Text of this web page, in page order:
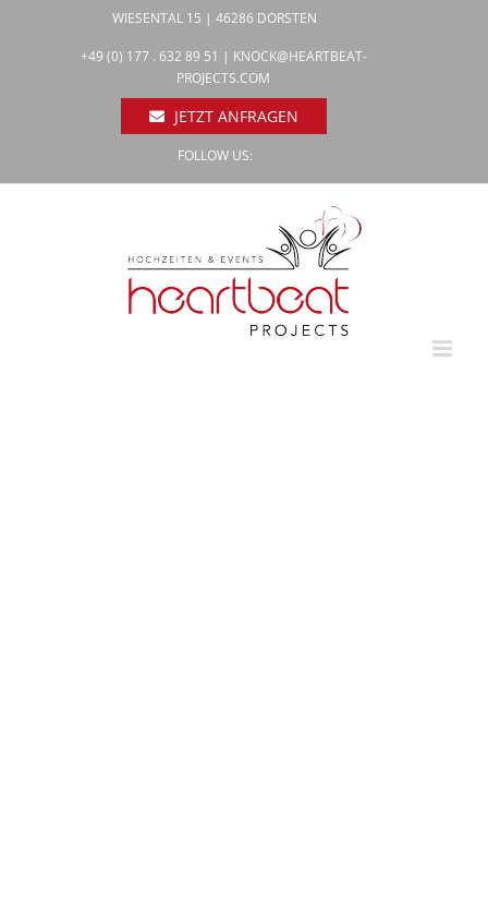
WIESENTAL 15 | 46286 DORSTEN
+49 (0) 177 . 632 89 51 | KNOCK@HEARTBEAT-
PROJECTS.COM
JETZT ANFRAGEN
FOLLOW US: